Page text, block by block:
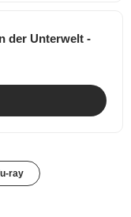
der Unterwelt -
ray